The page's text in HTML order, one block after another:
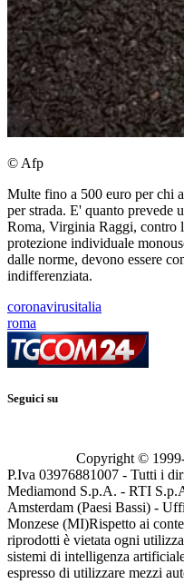
© Afp
Multe fino a 500 euro per chi
per strada. E' quanto prevede
Roma, Virginia Raggi, contro
protezione individuale
dalle norme, devono essere
indifferenziata.
coronavirusitalia
roma
Seguici su
Copyright ©
P.Iva 03976881007 - Tutti i
Mediamond S.p.A. - RTI
Amsterdam (Paesi Bassi) -
Monzese (MI)Rispetto ai
riprodotti è vietata ogni
sistemi di intelligenza
espresso di utilizzare mezzi